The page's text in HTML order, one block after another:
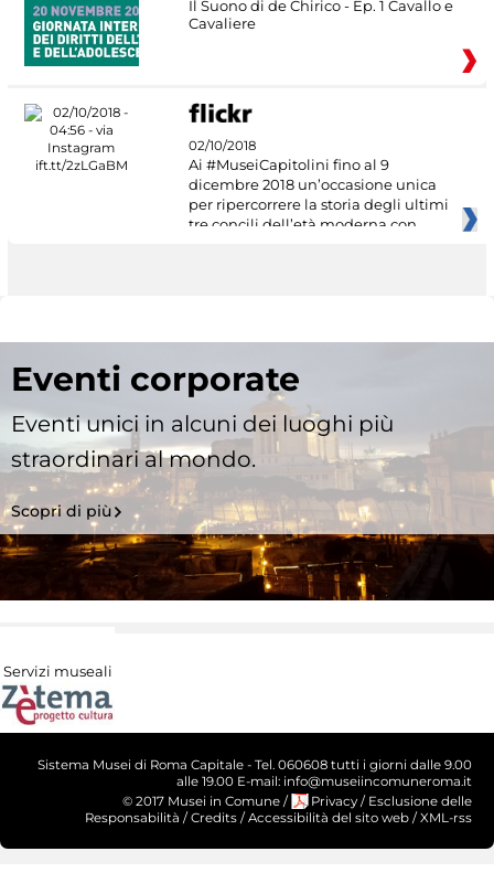
Il Suono di de Chirico - Ep. 1 Cavallo e
Cavaliere
02/10/2018
Ai #MuseiCapitolini fino al 9
dicembre 2018 un’occasione unica
per ripercorrere la storia degli ultimi
tre concili dell’età moderna con
Eventi corporate
Eventi unici in alcuni dei luoghi più
straordinari al mondo.
Scopri di più
Servizi museali
Sistema Musei di Roma Capitale - Tel. 060608 tutti i giorni dalle 9.00
alle 19.00 E-mail: info@museiincomuneroma.it
© 2017 Musei in Comune / Privacy / Esclusione delle
Responsabilità /Credits /Accessibilità del sito web /XML-rss